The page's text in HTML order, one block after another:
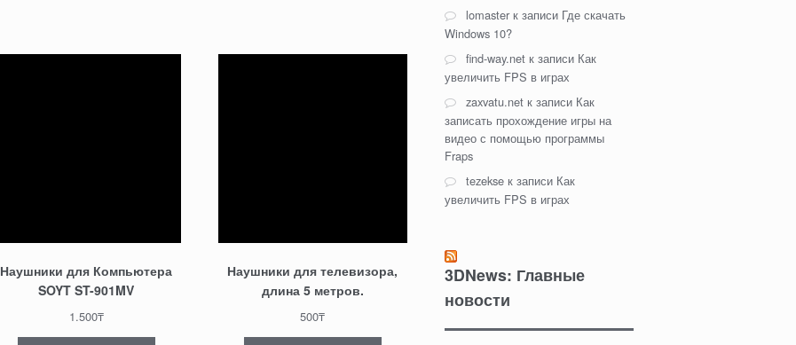
Наушники для Компьютера
SOYT ST-901MV
1.500₸
Наушники для телевизора,
длина 5 метров.
500₸
lomaster к записи Где скачать
Windows 10?
find-way.net к записи Как
увеличить FPS в играх
zaxvatu.net к записи Как
записать прохождение игры на
видео с помощью программы
Fraps
tezekse к записи Как
увеличить FPS в играх
3DNews: Главные
новости